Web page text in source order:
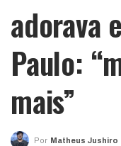
adorava
Paulo:
mais”
Por Matheus Jushiro